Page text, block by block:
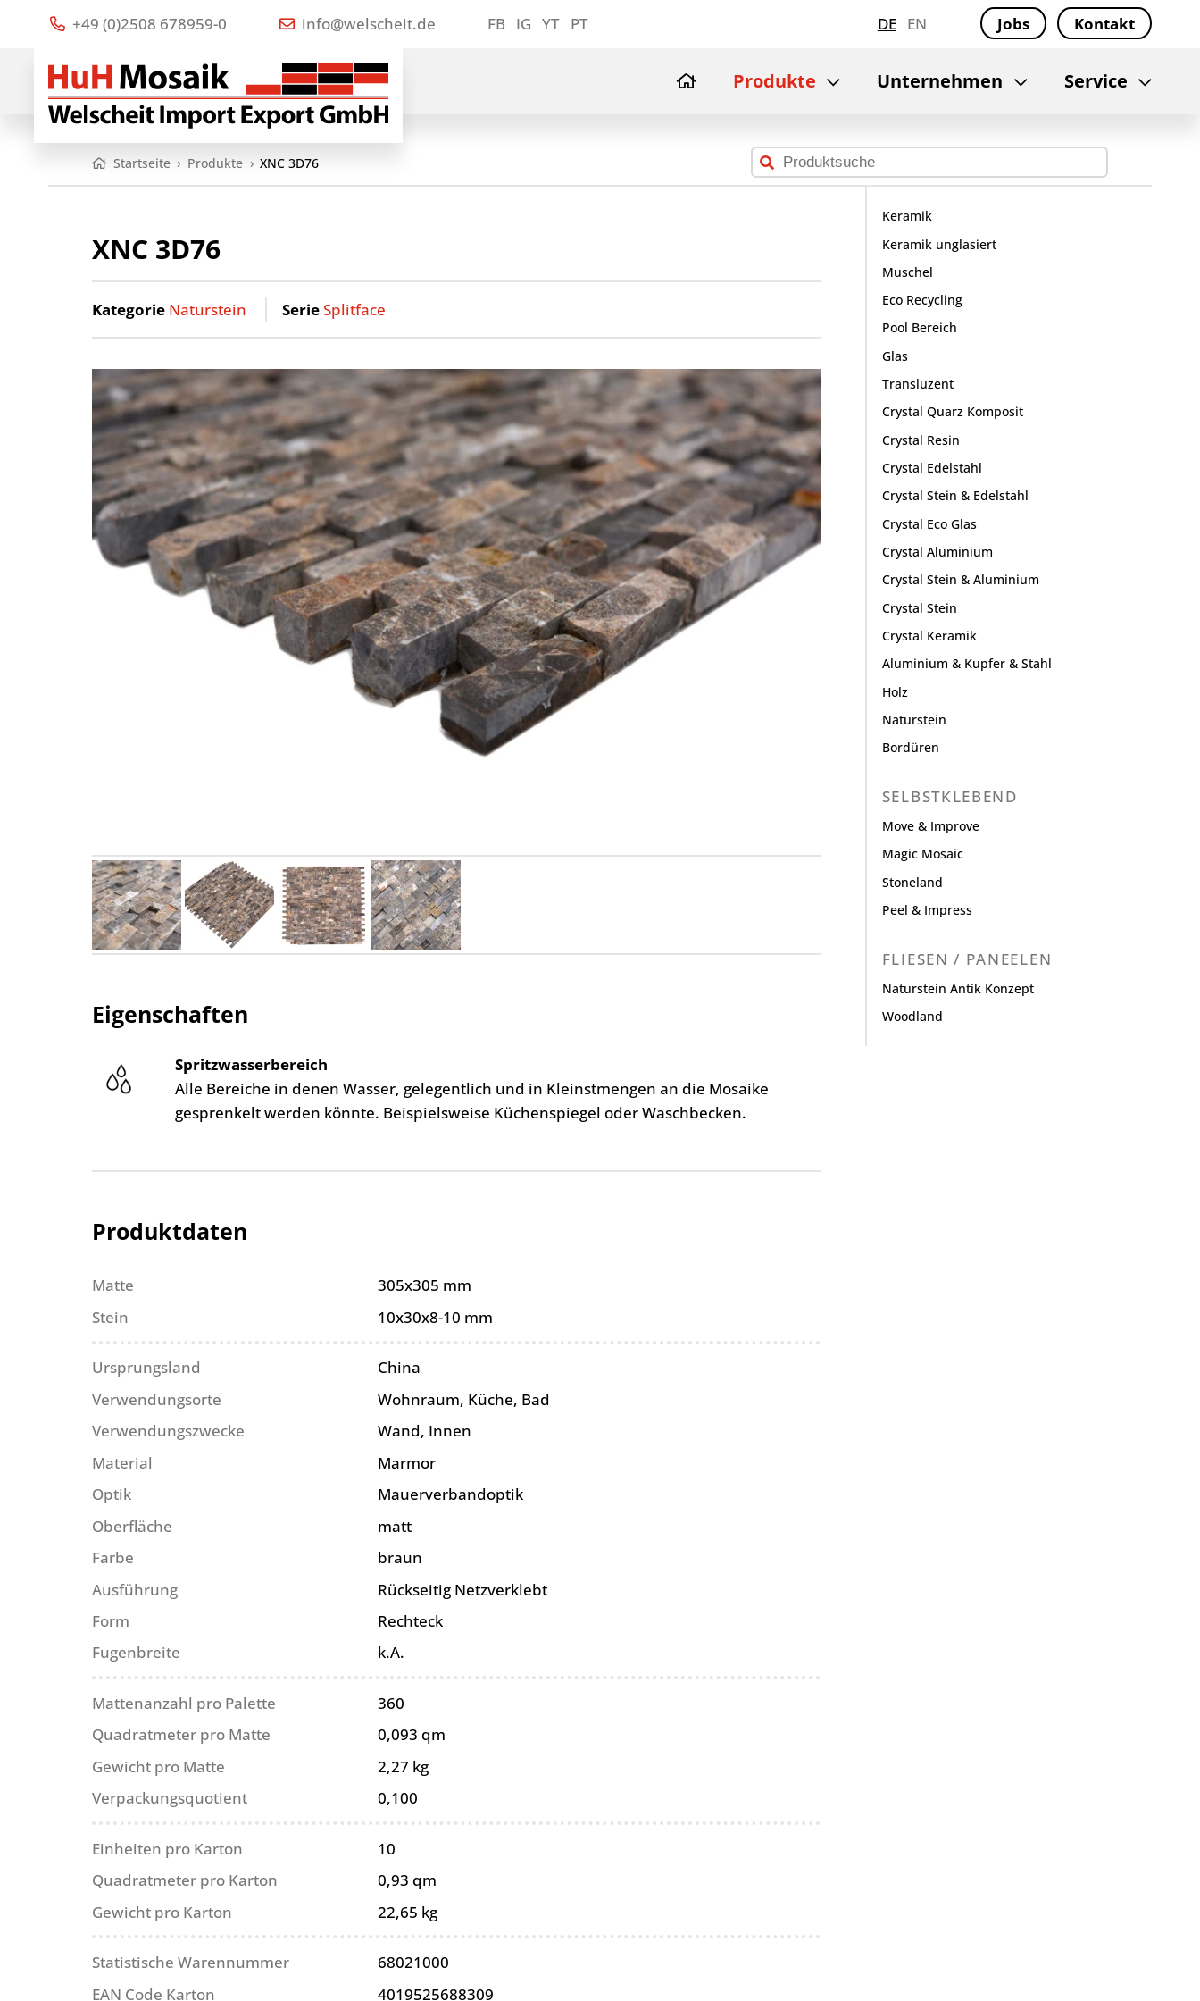
+49 (0)2508 678959-0 info@welscheit.de FB IG YT PT DE EN Jobs Kontakt
Produkte Unternehmen Service
Startseite › Produkte › XNC 3D76
XNC 3D76
Kategorie Naturstein SerieSplitface
Eigenschaften
Spritzwasserbereich
Alle Bereiche in denen Wasser, gelegentlich und in Kleinstmengen an die Mosaike
gesprenkelt werden könnte. Beispielsweise Küchenspiegel oder Waschbecken.
Produktdaten
Matte
305x305 mm
Stein
10x30x8-10 mm
Ursprungsland
China
Verwendungsorte
Wohnraum, Küche, Bad
Verwendungszwecke
Wand, Innen
Material
Marmor
Optik
Mauerverbandoptik
Oberfläche
matt
Farbe
braun
Ausführung
Rückseitig Netzverklebt
Form
Rechteck
Fugenbreite
k.A.
Mattenanzahl pro Palette
360
Quadratmeter pro Matte
0,093 qm
Gewicht pro Matte
2,27 kg
Verpackungsquotient
0,100
Einheiten pro Karton
10
Quadratmeter pro Karton
0,93 qm
Gewicht pro Karton
22,65 kg
Statistische Warennummer
68021000
EAN Code Karton
4019525688309
Keramik
Keramik unglasiert
Muschel
Eco Recycling
Pool Bereich
Glas
Transluzent
Crystal Quarz Komposit
Crystal Resin
Crystal Edelstahl
Crystal Stein & Edelstahl
Crystal Eco Glas
Crystal Aluminium
Crystal Stein & Aluminium
Crystal Stein
Crystal Keramik
Aluminium & Kupfer & Stahl
Holz
Naturstein
Bordüren
SELBSTKLEBEND
Move & Improve
Magic Mosaic
Stoneland
Peel & Impress
FLIESEN / PANEELEN
Naturstein Antik Konzept
Woodland